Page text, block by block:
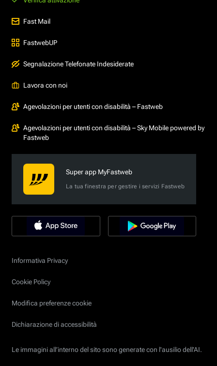
Fast Mail
FastwebUP
Segnalazione Telefonate Indesiderate
Lavora con noi
Agevolazioni per utenti con disabilità – Fastweb
Agevolazioni per utenti con disabilità – Sky Mobile powered by
Fastweb
Super app MyFastweb
La tua finestra per gestire i servizi Fastweb
Informativa Privacy
Cookie Policy
Modifica preferenze cookie
Dichiarazione di accessibilità
Le immagini all’interno del sito sono generate con l'ausilio dell'AI.